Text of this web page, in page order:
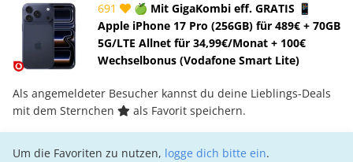
691
🍏 Mit GigaKombi eff. GRATIS 📱
Apple iPhone 17 Pro (256GB) für 489€ + 70GB
5G/LTE Allnet für 34,99€/Monat + 100€
Wechselbonus (Vodafone Smart Lite)
Als angemeldeter Besucher kannst du deine Lieblings-Deals
mit dem Sternchen
als Favorit speichern.
Um die Favoriten zu nutzen, logge dich bitte ein.